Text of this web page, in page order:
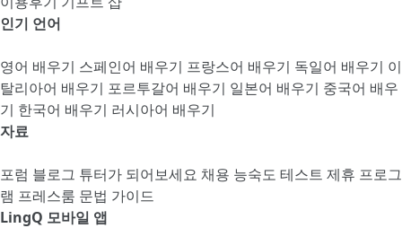
인기 언어
영어 배우기 스페인어 배우기 프랑스어 배우기 독일어 배우기 이
탈리아어 배우기 포르투갈어 배우기 일본어 배우기 중국어 배우
기 한국어 배우기 러시아어 배우기
자료
포럼 블로그 튜터가 되어보세요 채용 능숙도 테스트 제휴 프로그
램 프레스룸 문법 가이드
LingQ 모바일 앱